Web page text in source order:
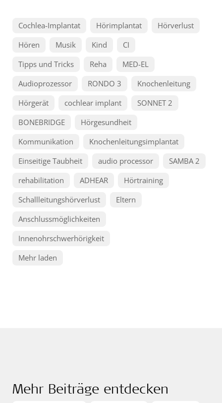
Cochlea-Implantat Hörimplantat
Hörverlust
Hören
Musik Kind
CI
Tipps und Tricks
Reha
MED-EL
Audioprozessor
RONDO 3
Knochenleitung
Hörgerät
cochlear implant
SONNET 2
BONEBRIDGE
Hörgesundheit
Kommunikation
Knochenleitungsimplantat
Einseitige Taubheit
audio processor
SAMBA 2
rehabilitation
ADHEAR
Hörtraining
Schallleitungshörverlust
Eltern
Anschlussmöglichkeiten
Innenohrschwerhörigkeit
Mehr laden
Mehr Beiträge entdecken